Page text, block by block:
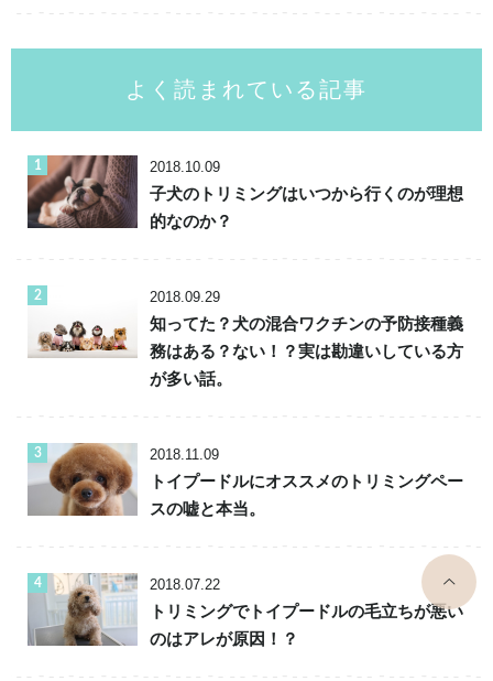
よく読まれている記事
2018.10.09
子犬のトリミングはいつから行くのが理想
的なのか？
2018.09.29
知ってた？犬の混合ワクチンの予防接種義
務はある？ない！？実は勘違いしている方
が多い話。
2018.11.09
トイプードルにオススメのトリミングペー
スの嘘と本当。
2018.07.22
トリミングでトイプードルの毛立ちが悪い
のはアレが原因！？
top